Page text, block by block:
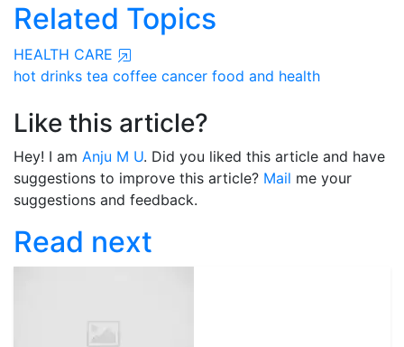
Related Topics
HEALTH CARE
hot drinks tea coffee cancer food and health
Like this article?
Hey! I am Anju M U. Did you liked this article and have
suggestions to improve this article? Mail me your
suggestions and feedback.
Read next